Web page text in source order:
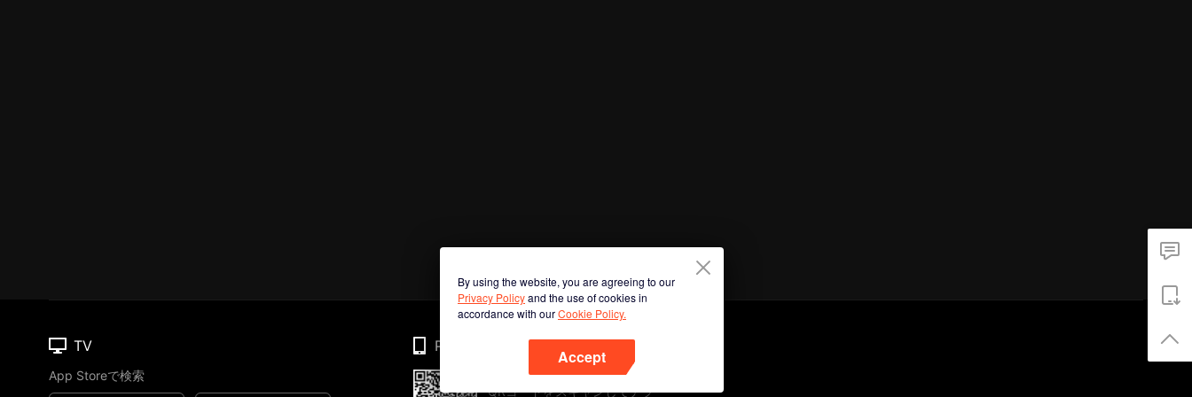
By using the website, you are agreeing to our
Privacy Policyand the use of cookies in
accordance with ourCookie Policy.
Accept
TV
App Storeで検索
Phone
QRコードをスキャンしてアプ